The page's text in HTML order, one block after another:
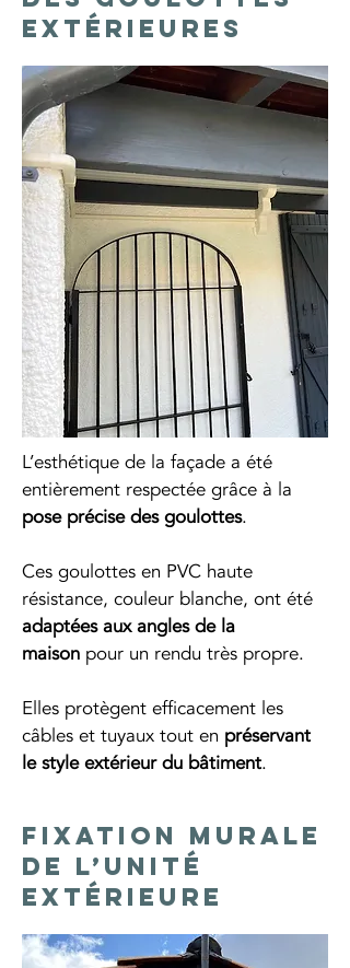
extérieures
L’esthétique de la façade a été
entièrement respectée grâce à la
pose précise des goulottes.
Ces goulottes en PVC haute
résistance, couleur blanche, ont été
adaptées aux angles de la
maison pour un rendu très propre.
Elles protègent efficacement les
câbles et tuyaux tout en préservant
le style extérieur du bâtiment.
Fixation murale
de l’unité
extérieure